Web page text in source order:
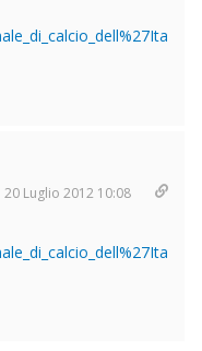
20 Luglio 2012 10:08